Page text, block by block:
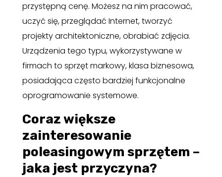
przystępną cenę. Możesz na nim pracować,
uczyć się, przeglądać Internet, tworzyć
projekty architektoniczne, obrabiać zdjęcia.
Urządzenia tego typu, wykorzystywane w
firmach to sprzęt markowy, klasa biznesowa,
posiadająca często bardziej funkcjonalne
oprogramowanie systemowe.
Coraz większe
zainteresowanie
poleasingowym sprzętem –
jaka jest przyczyna?